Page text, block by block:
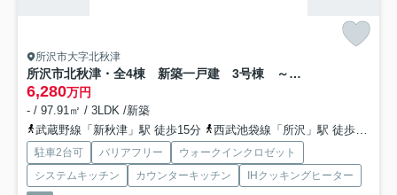
所沢市大字北秋津
所沢市北秋津・全4棟 新築一戸建 3号棟 ～全館空調搭載～
6,280万円
- / 97.91㎡ / 3LDK /新築
武蔵野線「新秋津」駅 徒歩15分
西武池袋線「所沢」駅 徒歩19分
駐車2台可 バリアフリー
ウォークインクロゼット
システムキッチン
カウンターキッチン
IHクッキングヒーター